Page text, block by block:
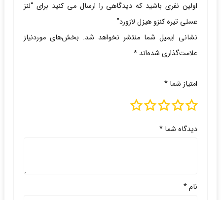
اولین نفری باشید که دیدگاهی را ارسال می کنید برای “لنز
عسلی تیره کنزو هیزل لازورد”
نشانی ایمیل شما منتشر نخواهد شد. بخش‌های موردنیاز
علامت‌گذاری شده‌اند *
امتیاز شما *
دیدگاه شما *
نام*